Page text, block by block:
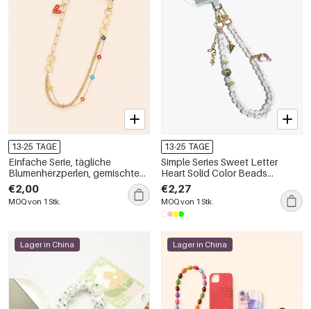
13-25 TAGE
Einfache Serie, tägliche
Blumenherzperlen, gemischte
Farben, Kette, Klee-Metall-
Telefonkette
€2,00
MOQ von 1 Stk.
13-25 TAGE
Simple Series Sweet Letter
Heart Solid Color Beads
Strawberry Acrylic Phone Chain
€2,27
MOQ von 1 Stk.
Lager in China Lager in China